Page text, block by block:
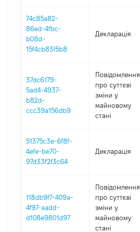
74c85a82-
86ed-4fbc-
b08d-
15f4cb83f5b8
Декларація
37dc6179-
5ad4-4937-
b82d-
ccc39a156db9
Повідомлення
про суттєві
зміни y
майновому
стані
51375c3e-6f8f-
4efe-be70-
97d33f2f3c64
Декларація
118db9f7-409a-
4f97-aadd-
d108e9801d97
Повідомлення
про суттєві
зміни y
майновому
стані